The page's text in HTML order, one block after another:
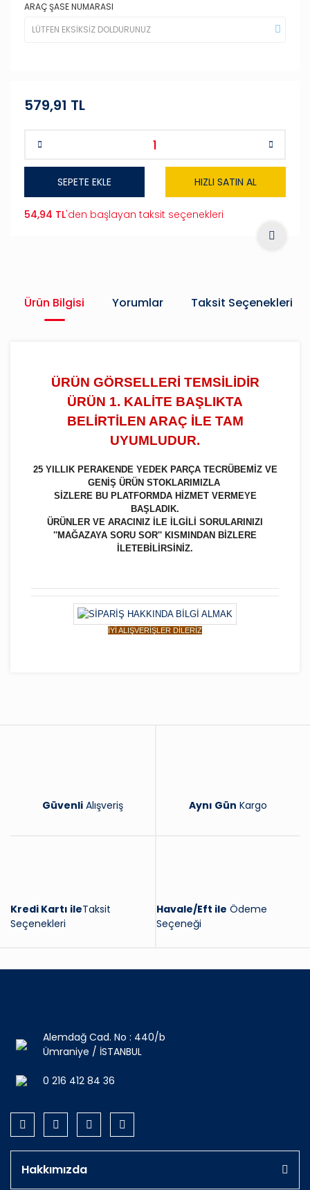
ARAÇ ŞASE NUMARASI
579,91 TL
SEPETE EKLE HIZLI SATIN AL
54,94 TL'den başlayan taksit seçenekleri
Ürün Bilgisi Yorumlar Taksit Seçenekleri
ÜRÜN GÖRSELLERİ TEMSİLİDİR
ÜRÜN 1. KALİTE BAŞLIKTA
BELİRTİLEN ARAÇ İLE TAM
UYUMLUDUR.
25 YILLIK PERAKENDE YEDEK PARÇA TECRÜBEMİZ VE
GENİŞ ÜRÜN STOKLARIMIZLA
SİZLERE BU PLATFORMDA HİZMET VERMEYE
BAŞLADIK.
ÜRÜNLER VE ARACINIZ İLE İLGİLİ SORULARINIZI
''MAĞAZAYA SORU SOR'' KISMINDAN BİZLERE
İLETEBİLİRSİNİZ.
İYİ ALIŞVERİŞLER DİLERİZ
Güvenli Alışveriş Aynı Gün Kargo
Kredi Kartı ileTaksit
Seçenekleri
Havale/Eft ile Ödeme
Seçeneği
Alemdağ Cad. No : 440/b
Ümraniye / İSTANBUL
0 216 412 84 36
Hakkımızda